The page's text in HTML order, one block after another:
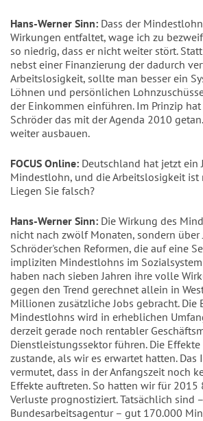
Hans-Werner Sinn: Dass der
Wirkungen entfaltet, wage ich zu
so niedrig, dass er nicht weiter stört.
nebst einer Finanzierung der dadurch
Arbeitslosigkeit, sollte man besser ein
Löhnen und persönlichen
der Einkommen einführen. Im Prinzip
Schröder das mit der Agenda 2010
weiter ausbauen.
FOCUS Online: Deutschland hat jetzt ein
Mindestlohn, und die Arbeitslosigkeit ist
Liegen Sie falsch?
Hans-Werner Sinn: Die Wirkung des
nicht nach zwölf Monaten, sondern über
Schröder'schen Reformen, die auf eine
impliziten Mindestlohns im
haben nach sieben Jahren ihre volle
gegen den Trend gerechnet allein in
Millionen zusätzliche Jobs gebracht. Die
Mindestlohns wird in erheblichen
derzeit gerade noch rentabler
Dienstleistungssektor führen. Die
zustande, als wir es erwartet hatten.
vermutet, dass in der Anfangszeit noch
Effekte auftreten. So hatten wir für
Verluste prognostiziert. Tatsächlich sind
Bundesarbeitsagentur – gut 170.000